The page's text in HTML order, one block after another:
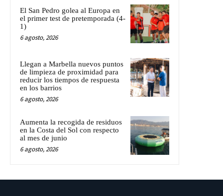
El San Pedro golea al Europa en
el primer test de pretemporada (4-
1)
6 agosto, 2026
Llegan a Marbella nuevos puntos
de limpieza de proximidad para
reducir los tiempos de respuesta
en los barrios
6 agosto, 2026
Aumenta la recogida de residuos
en la Costa del Sol con respecto
al mes de junio
6 agosto, 2026